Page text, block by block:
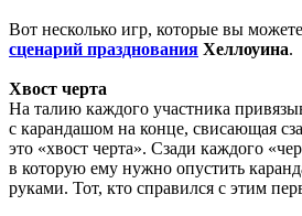
Вот несколько игр, которые вы
сценарий празднования Хеллоуина.
Хвост черта
На талию каждого участника
с карандашом на конце, свисающая
это «хвост черта». Сзади каждого
в которую ему нужно опустить
руками. Тот, кто справился с этим